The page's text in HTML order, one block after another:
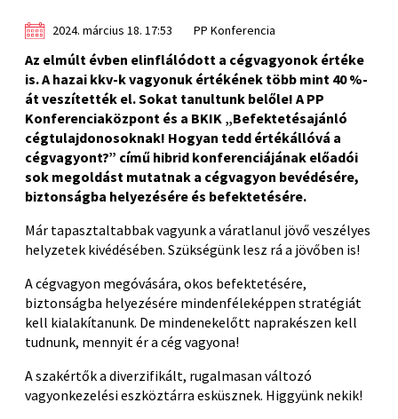
2024. március 18. 17:53 PP Konferencia
Az elmúlt évben elinflálódott a cégvagyonok értéke
is. A hazai kkv-k vagyonuk értékének több mint 40 %-
át veszítették el. Sokat tanultunk belőle! A PP
Konferenciaközpont és a BKIK „Befektetésajánló
cégtulajdonosoknak! Hogyan tedd értékállóvá a
cégvagyont?” című hibrid konferenciájának előadói
sok megoldást mutatnak a cégvagyon bevédésére,
biztonságba helyezésére és befektetésére.
Már tapasztaltabbak vagyunk a váratlanul jövő veszélyes
helyzetek kivédésében. Szükségünk lesz rá a jövőben is!
A cégvagyon megóvására, okos befektetésére,
biztonságba helyezésére mindenféleképpen stratégiát
kell kialakítanunk. De mindenekelőtt naprakészen kell
tudnunk, mennyit ér a cég vagyona!
A szakértők a diverzifikált, rugalmasan változó
vagyonkezelési eszköztárra esküsznek. Higgyünk nekik!